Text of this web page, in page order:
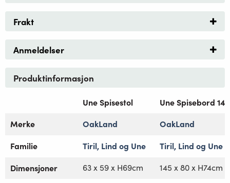
Frakt
Anmeldelser
Produktinformasjon
Une Spisestol
Une Spisebord
Merke
OakLand
OakLand
Familie
Tiril, Lind og Une
Tiril, Lind og Une
Dimensjoner
63 x 59 x H69cm 145 x 80 x H74cm